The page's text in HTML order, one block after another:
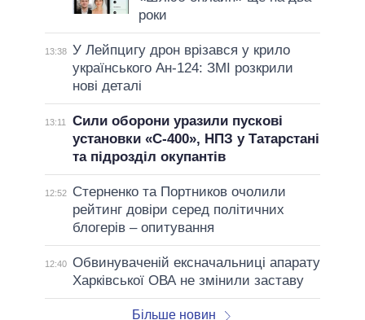
роки
13:38 У Лейпцигу дрон врізався у крило
українського Ан-124: ЗМІ розкрили
нові деталі
13:11
Сили оборони уразили пускові
установки «С-400», НПЗ у Татарстані
та підрозділ окупантів
12:52
Стерненко та Портников очолили
рейтинг довіри серед політичних
блогерів – опитування
12:40 Обвинуваченій ексначальниці апарату
Харківської ОВА не змінили заставу
Більше новин